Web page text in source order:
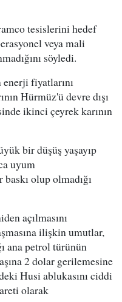
tesislerini hedef
veya mali
söyledi.
enerji fiyatlarını
Hürmüz'ü devre dışı
ikinci çeyrek karının
bir düşüş yaşayıp
uyum
olup olmadığı
açılmasını
ilişkin umutlar,
ana petrol türünün
2 dolar gerilemesine
Husi ablukasını ciddi
olarak